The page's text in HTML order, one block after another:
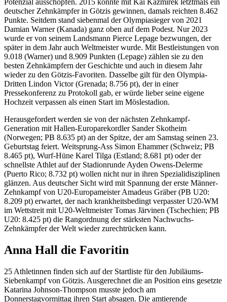
Potenzial ausschöpfen. 2015 konnte mit Kai Kazmirek letztmals ein
deutscher Zehnkämpfer in Götzis gewinnen, damals reichten 8.462
Punkte. Seitdem stand siebenmal der Olympiasieger von 2021
Damian Warner (Kanada) ganz oben auf dem Podest. Nur 2023
wurde er von seinem Landsmann Pierce Lepage bezwungen, der
später in dem Jahr auch Weltmeister wurde. Mit Bestleistungen von
9.018 (Warner) und 8.909 Punkten (Lepage) zählen sie zu den
besten Zehnkämpfern der Geschichte und auch in diesem Jahr
wieder zu den Götzis-Favoriten. Dasselbe gilt für den Olympia-
Dritten Lindon Victor (Grenada; 8.756 pt), der in einer
Pressekonferenz zu Protokoll gab, er würde lieber seine eigene
Hochzeit verpassen als einen Start im Möslestadion.
Herausgefordert werden sie von der nächsten Zehnkampf-
Generation mit Hallen-Europarekordler Sander Skotheim
(Norwegen; PB 8.635 pt) an der Spitze, der am Samstag seinen 23.
Geburtstag feiert. Weitsprung-Ass Simon Ehammer (Schweiz; PB
8.465 pt), Wurf-Hüne Karel Tilga (Estland; 8.681 pt) oder der
schnellste Athlet auf der Stadionrunde Ayden Owens-Delerme
(Puerto Rico; 8.732 pt) wollen nicht nur in ihren Spezialidisziplinen
glänzen. Aus deutscher Sicht wird mit Spannung der erste Männer-
Zehnkampf von U20-Europameister Amadeus Gräber (PB U20:
8.209 pt) erwartet, der nach krankheitsbedingt verpasster U20-WM
im Wettstreit mit U20-Weltmeister Tomas Järvinen (Tschechien; PB
U20: 8.425 pt) die Rangordnung der stärksten Nachwuchs-
Zehnkämpfer der Welt wieder zurechtrücken kann.
Anna Hall die Favoritin
25 Athletinnen finden sich auf der Startliste für den Jubiläums-
Siebenkampf von Götzis. Ausgerechnet die an Position eins gesetzte
Katarina Johnson-Thompson musste jedoch am
Donnerstagvormittag ihren Start absagen. Die amtierende